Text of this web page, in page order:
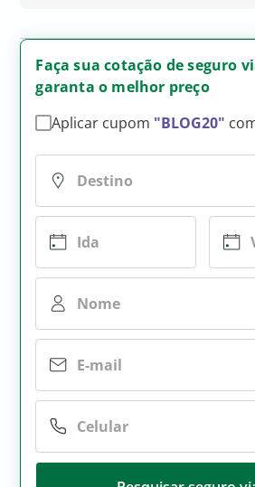
Faça sua cotação de seguro
garanta o melhor preço
Aplicar cupom "BLOG20"